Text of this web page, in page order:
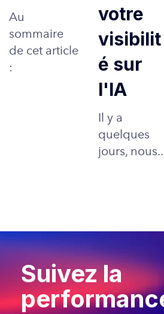
Au
sommaire
de cet article
:
votre
visibilit
é sur
l'IA
Il y a
quelques
jours,
Suivez la